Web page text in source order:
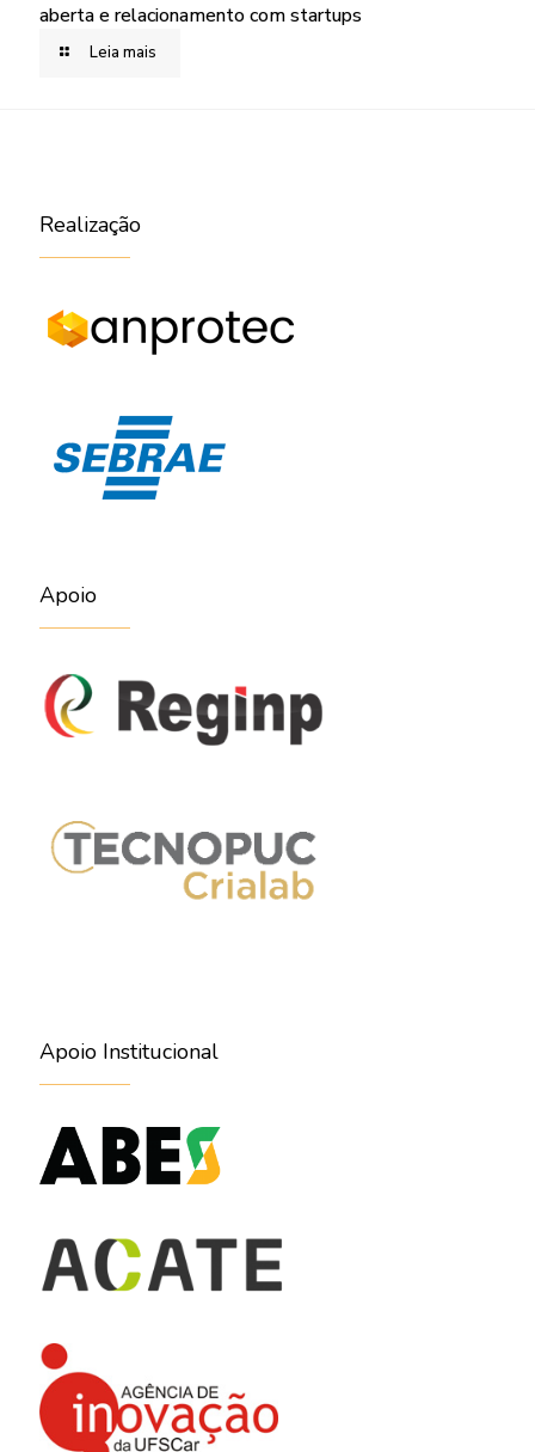
aberta e relacionamento com startups
Leia mais
Realização
Apoio
Apoio Institucional